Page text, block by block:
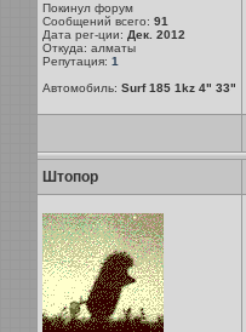
Покинул форум
Сообщений всего: 91
Дата рег-ции: Дек. 2012
Откуда: алматы
Репутация: 1
Автомобиль: Surf 185 1kz 4" 33"
Штопор